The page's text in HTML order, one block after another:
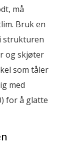
må
Bruk en
strukturen
og skjøter
som tåler
med
for å glatte